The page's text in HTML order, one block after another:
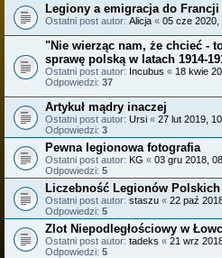
Legiony a emigracja do Francji
Ostatni post autor: Alicja « 05 cze 2020,
"Nie wierząc nam, że chcieć -
sprawę polską w latach 1914-
Ostatni post autor: Incubus « 18 kwie
Odpowiedzi: 37
Artykuł mądry inaczej
Ostatni post autor: Ursi « 27 lut 2019,
Odpowiedzi: 3
Pewna legionowa fotografia
Ostatni post autor: KG « 03 gru 2018,
Odpowiedzi: 5
Liczebność Legionów Polskich
Ostatni post autor: staszu « 22 paź
Odpowiedzi: 5
Zlot Niepodległościowy w
Ostatni post autor: tadeks « 21 wrz
Odpowiedzi: 5